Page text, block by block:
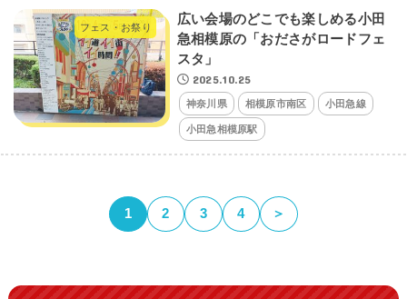
フェス・お祭り
広い会場のどこでも楽しめる小田
急相模原の「おださがロードフェ
スタ」
2025.10.25
神奈川県 相模原市南区 小田急線
小田急相模原駅
1 2 3 4 ＞